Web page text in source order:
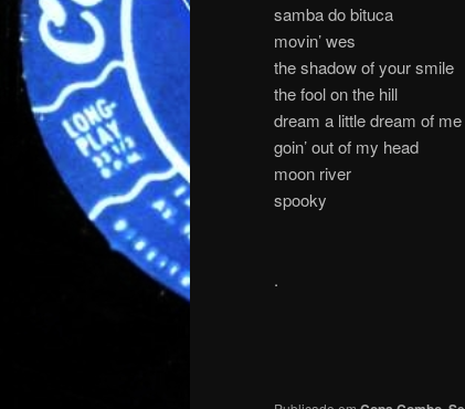
samba do bituca
movin’ wes
the shadow of your smile
the fool on the hill
dream a little dream of me
goin’ out of my head
moon river
spooky
.